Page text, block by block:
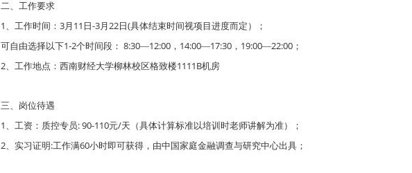
二、工作要求
1 、工作时间： 3月 11 日 -3月 22 日 (具体结束时间视项目进度而定）；
可自由选择以下1-2个时间段： 8:30—12:00 ， 14:00—17:30 ， 19:00—22:00 ；
2、工作地点：西南财经大学柳林校区格致楼1111B机房
三、岗位待遇
1 、工资：质控专员: 90-110元/天（具体计算标准以培训时老师讲解为准）；
2、实习证明 :工作满60小时即可获得，由中国家庭金融调查与研究中心出具；